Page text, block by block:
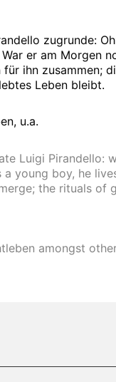
zugrunde:
er am Morgen
ihn zusammen;
Leben bleibt.
u.a.
Luigi
young boy, he
the rituals
amongst